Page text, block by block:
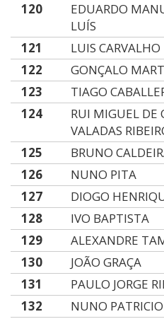
120
EDUARDO
LUÍS
121
LUIS CARVALHO
122
GONÇALO
123
TIAGO
124
RUI MIGUEL DE
VALADAS
125
BRUNO
126
NUNO PITA
127
DIOGO
128
IVO BAPTISTA
129
ALEXANDRE
130
JOÃO GRAÇA
131
PAULO JORGE
132
NUNO PATRICIO